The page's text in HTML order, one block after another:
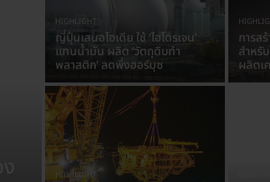
HIGHLIGHT
ญี่ปุ่นเสนอไอเดีย ใช้ ‘ไฮโดรเจน’
แทนน้ำมัน ผลิต ‘วัตถุดิบทำ
พลาสติก’ ลดพึ่งฮอร์มุซ
การส
สำหรั
ผลิตเ
HIGHLIGHT